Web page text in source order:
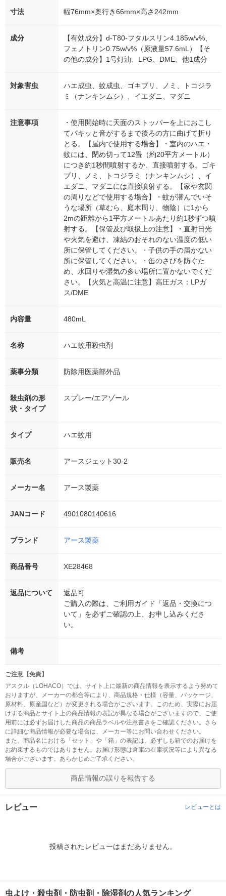
寸法 幅76mm×奥行き66mm×高さ242mm
成分
【有効成分】d-T80-フタルスリン4.185w/v%、
フェノトリン0.75w/v%（原液量57.6mL）【そ
の他の成分】1号灯油、LPG、DME、他1成分
対象害虫
ハエ成虫、蚊成虫、ゴキブリ、ノミ、トコジラ
ミ（ナンキンムシ）、イエダニ、マダニ
注意事項
・使用開始時に天面のストッパーを上におこし
てパキッと音がするまで後ろの方に曲げて折り
とる。【屋内で使用する場合】・室内のハエ・
蚊には、閉め切って12畳（約20平方メートル）
につき約1秒間噴射するか、直接噴射する。ゴキ
ブリ、ノミ、トコジラミ（ナンキンムシ）、イ
エダニ、マダニには直接噴射する。【家や玄関
の周りなどで使用する場合】・蚊が潜んでいそ
うな場所（草むら、庭木周り、物陰）に1から
2mの距離から1平方メートルあたり約1秒ずつ噴
射する。【保管及び取扱上の注意】・直射日光
や火気を避け、凍結のおそれのない温度の低い
所に保管してください。・子供の手の届かない
所に保管してください。・缶のさびを防ぐた
め、水回りや湿気の多い場所に置かないでくだ
さい。【火気と高温に注意】高圧ガス：LPガ
ス/DME
内容量 480mL
名称 ハエ蚊用殺虫剤
薬事分類 防除用医薬部外品
殺虫剤の形
状・タイプ
スプレー/エアゾール
タイプ ハエ蚊用
販売名 アースジェット30-2
メーカー名 アース製薬
JANコード 4901080140616
ブランド アース製薬
商品番号 XE28468
返品について
返品可
ご購入の際は、ご利用ガイド「返品・交換につ
いて」を必ずご確認の上、お申し込みくださ
い。
備考
ご注意【免責】
アスクル（LOHACO）では、サイト上に最新の商品情報を表示するよう努めて
おりますが、メーカーの都合等により、商品規格・仕様（容量、パッケージ、
原材料、原産国など）が変更される場合がございます。このため、実際にお届
けする商品とサイト上の商品情報の表記が異なる場合がございますので、ご使
用前には必ずお届けした商品の商品ラベルや注意書きをご確認ください。さら
に詳細な商品情報が必要な場合は、メーカー等にお問い合わせください。
また、商品名における「セット」や「箱」の表記は、必ずしも箱でのお届けを
お約束するものではありません。お届け形態は倉庫の在庫状況等により異なる
場合がございます。あらかじめご了承ください。
商品情報の誤りを報告する
レビュー レビューとは
投稿されたレビューはまだありません。
虫よけ・殺虫剤・防虫剤・除湿剤の人気ランキング